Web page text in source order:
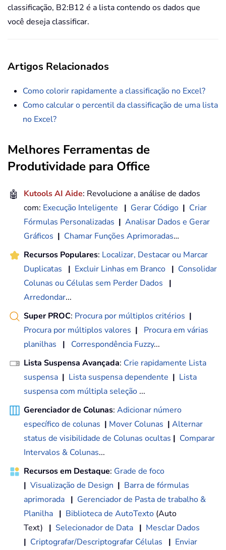
classificação, B2:B12 é a lista contendo os dados que
você deseja classificar.
Artigos Relacionados
Como colorir rapidamente a classificação no Excel?
Como calcular o percentil da classificação de uma lista
no Excel?
Melhores Ferramentas de
Produtividade para Office
🤖 Kutools AI Aide: Revolucione a análise de dados
com: Execução Inteligente | Gerar Código | Criar
Fórmulas Personalizadas | Analisar Dados e Gerar
Gráficos | Chamar Funções Aprimoradas…
Recursos Populares: Localizar, Destacar ou Marcar
Duplicatas
| Excluir Linhas em Branco | Consolidar
Colunas ou Células sem Perder Dados
|
Arredondar...
Super PROC: Procura por múltiplos critérios |
Procura por múltiplos valores |
Procura em várias
planilhas
| Correspondência Fuzzy...
Lista Suspensa Avançada: Crie rapidamente Lista
suspensa | Lista suspensa dependente | Lista
suspensa com múltipla seleção ...
Gerenciador de Colunas: Adicionar número
específico de colunas | Mover Colunas | Alternar
status de visibilidade de Colunas ocultas | Comparar
Intervalos & Colunas...
Recursos em Destaque: Grade de foco
| Visualização de Design | Barra de fórmulas
aprimorada | Gerenciador de Pasta de trabalho &
Planilha | Biblioteca de AutoTexto (Auto
Text) | Selecionador de Data | Mesclar Dados
| Criptografar/Descriptografar Células | Enviar